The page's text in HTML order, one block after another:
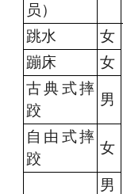
员）
跳水 女
蹦床
女
古典式摔
跤
男
自由式摔
跤
女
男